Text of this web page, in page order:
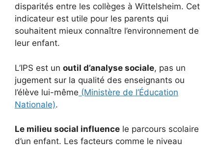
disparités entre les collèges à Wittelsheim. Cet
indicateur est utile pour les parents qui
souhaitent mieux connaître l’environnement de
leur enfant.
L’IPS est un outil d’analyse sociale, pas un
jugement sur la qualité des enseignants ou
l’élève lui-même (Ministère de l’Éducation
Nationale).
Le milieu social influence le parcours scolaire
d’un enfant. Les facteurs comme le niveau